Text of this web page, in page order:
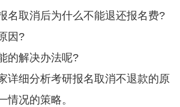
名取消后为什么不能退还报名费?
因?
的解决办法呢?
详细分析考研报名取消不退款的原
情况的策略。